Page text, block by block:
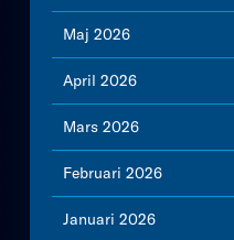
Maj 2026
April 2026
Mars 2026
Februari 2026
Januari 2026